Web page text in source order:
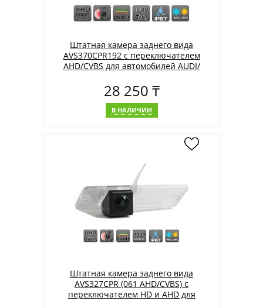
Штатная камера заднего вида
AVS370CPR192 с переключателем
AHD/CVBS для автомобилей AUDI/
28 250 ₸
В НАЛИЧИИ
Штатная камера заднего вида
AVS327CPR (061 AHD/CVBS) с
переключателем HD и AHD для